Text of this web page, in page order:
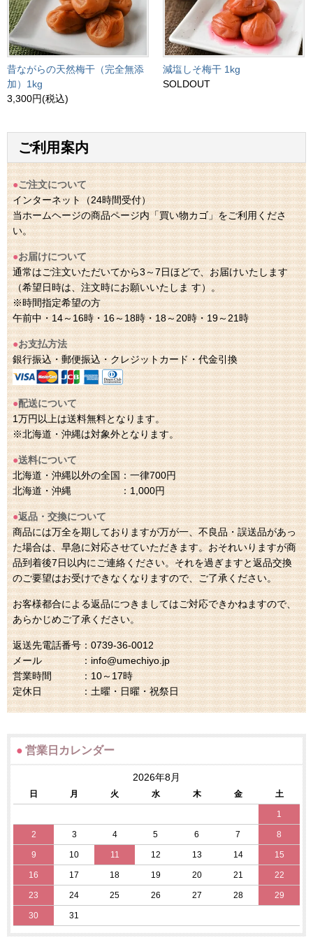
昔ながらの天然梅干（完全無添
加）1kg
3,300円(税込)
減塩しそ梅干 1kg
SOLDOUT
ご利用案内
●ご注文について
インターネット（24時間受付）
当ホームヘージの商品ページ内「買い物カゴ」をご利用くださ
い。
●お届けについて
通常はご注文いただいてから3～7日ほどで、お届けいたします
（希望日時は、注文時にお願いいたしま す）。
※時間指定希望の方
午前中・14～16時・16～18時・18～20時・19～21時
●お支払方法
銀行振込・郵便振込・クレジットカード・代金引換
●配送について
1万円以上は送料無料となります。
※北海道・沖縄は対象外となります。
●送料について
北海道・沖縄以外の全国：一律700円
北海道・沖縄 ：1,000円
●返品・交換について
商品には万全を期しておりますが万が一、不良品・誤送品があっ
た場合は、早急に対応させていただきます。おそれいりますが商
品到着後7日以内にご連絡ください。それを過ぎますと返品交換
のご要望はお受けできなくなりますので、ご了承ください。
お客様都合による返品につきましてはご対応できかねますので、
あらかじめご了承ください。
返送先電話番号：0739-36-0012
メール ：info@umechiyo.jp
営業時間 ：10～17時
定休日 ：土曜・日曜・祝祭日
● 営業日カレンダー
2026年8月
日 月 火 水 木 金 土
1
2 3 4 5 6 7 8
9 10 11 12 13 14 15
16 17 18 19 20 21 22
23 24 25 26 27 28 29
30 31